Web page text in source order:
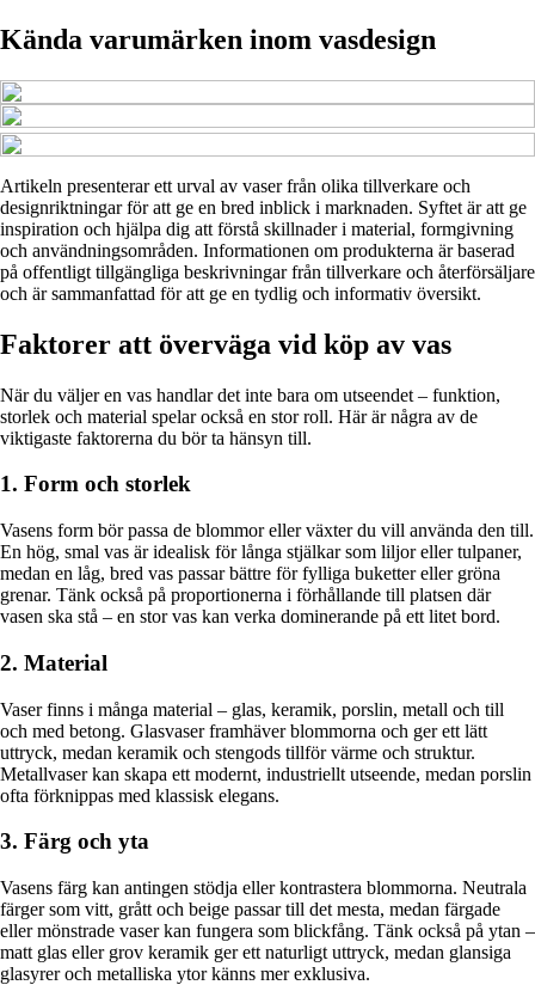
Kända varumärken inom vasdesign
Artikeln presenterar ett urval av vaser från olika tillverkare och
designriktningar för att ge en bred inblick i marknaden. Syftet är att ge
inspiration och hjälpa dig att förstå skillnader i material, formgivning
och användningsområden. Informationen om produkterna är baserad
på offentligt tillgängliga beskrivningar från tillverkare och återförsäljare
och är sammanfattad för att ge en tydlig och informativ översikt.
Faktorer att överväga vid köp av vas
När du väljer en vas handlar det inte bara om utseendet – funktion,
storlek och material spelar också en stor roll. Här är några av de
viktigaste faktorerna du bör ta hänsyn till.
1. Form och storlek
Vasens form bör passa de blommor eller växter du vill använda den till.
En hög, smal vas är idealisk för långa stjälkar som liljor eller tulpaner,
medan en låg, bred vas passar bättre för fylliga buketter eller gröna
grenar. Tänk också på proportionerna i förhållande till platsen där
vasen ska stå – en stor vas kan verka dominerande på ett litet bord.
2. Material
Vaser finns i många material – glas, keramik, porslin, metall och till
och med betong. Glasvaser framhäver blommorna och ger ett lätt
uttryck, medan keramik och stengods tillför värme och struktur.
Metallvaser kan skapa ett modernt, industriellt utseende, medan porslin
ofta förknippas med klassisk elegans.
3. Färg och yta
Vasens färg kan antingen stödja eller kontrastera blommorna. Neutrala
färger som vitt, grått och beige passar till det mesta, medan färgade
eller mönstrade vaser kan fungera som blickfång. Tänk också på ytan –
matt glas eller grov keramik ger ett naturligt uttryck, medan glansiga
glasyrer och metalliska ytor känns mer exklusiva.